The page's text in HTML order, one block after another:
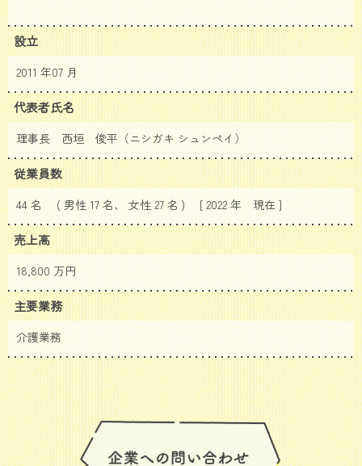
設立
2011 年07 月
代表者氏名
理事長 西垣 俊平（ニシガキ シュンペイ）
従業員数
44 名 ( 男性 17 名、 女性 27 名 ) [ 2022 年 現在 ]
売上高
18,800 万円
主要業務
介護業務